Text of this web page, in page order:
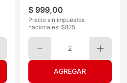
$ 999,00
Precio sin impuestos
nacionales: $825
2